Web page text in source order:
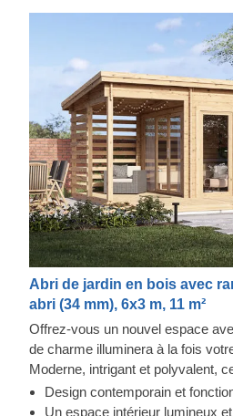
Abri de jardin en bois avec
abri (34 mm), 6x3 m, 11 m²
Offrez-vous un nouvel espace
de charme illuminera à la fois
Moderne, intrigant et polyvalent,
permet de créer un coin rien qu'à
naturels, mais le résultat est tout
Design contemporain et
Un espace intérieur lumineux